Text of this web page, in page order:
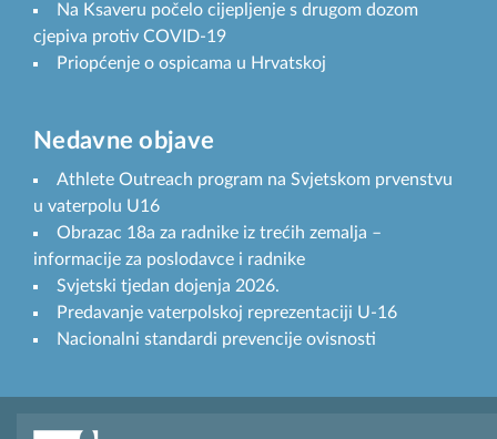
Na Ksaveru počelo cijepljenje s drugom dozom
cjepiva protiv COVID-19
Priopćenje o ospicama u Hrvatskoj
Nedavne objave
Athlete Outreach program na Svjetskom prvenstvu
u vaterpolu U16
Obrazac 18a za radnike iz trećih zemalja –
informacije za poslodavce i radnike
Svjetski tjedan dojenja 2026.
Predavanje vaterpolskoj reprezentaciji U-16
Nacionalni standardi prevencije ovisnosti